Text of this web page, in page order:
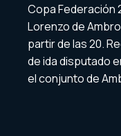
Copa Federación
Lorenzo de
partir de las 20.
de ida disputado
el conjunto de